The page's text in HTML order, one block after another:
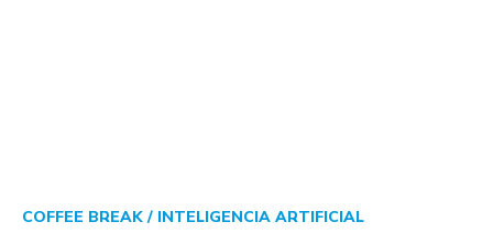
COFFEE BREAK / INTELIGENCIA ARTIFICIAL